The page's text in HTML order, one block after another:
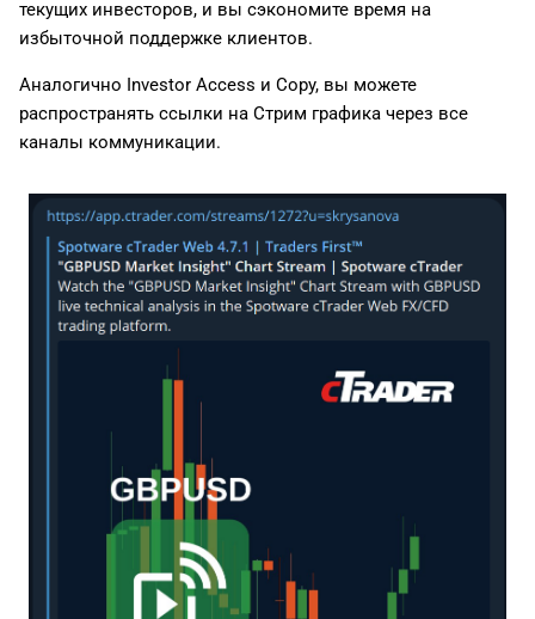
текущих инвесторов, и вы сэкономите время на
избыточной поддержке клиентов.
Аналогично Investor Access и Copy, вы можете
распространять ссылки на Стрим графика через все
каналы коммуникации.